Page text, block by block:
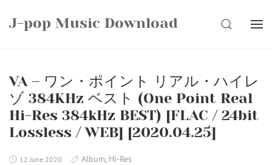
J-pop Music Download SEARCH
VA – ワン・ポイント リアル・ハイレ
ゾ 384KHz ベスト (One Point Real
Hi-Res 384kHz BEST) [FLAC / 24bit
Lossless / WEB] [2020.04.25]
12 June 2020 Album, Hi-Res